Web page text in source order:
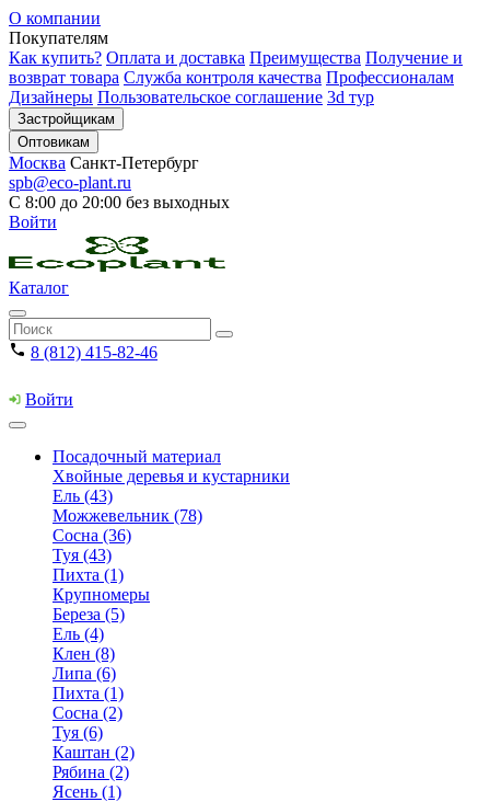
О компании
Покупателям
Как купить? Оплата и доставка Преимущества Получение и
возврат товара Служба контроля качества Профессионалам
Дизайнеры Пользовательское соглашение 3d тур
Застройщикам
Оптовикам
Москва Санкт-Петербург
spb@eco-plant.ru
С 8:00 до 20:00 без выходных
Войти
Каталог
8 (812) 415-82-46
Войти
Посадочный материал
Хвойные деревья и кустарники
Ель (43)
Можжевельник (78)
Сосна (36)
Туя (43)
Пихта (1)
Крупномеры
Береза (5)
Ель (4)
Клен (8)
Липа (6)
Пихта (1)
Сосна (2)
Туя (6)
Каштан (2)
Рябина (2)
Ясень (1)